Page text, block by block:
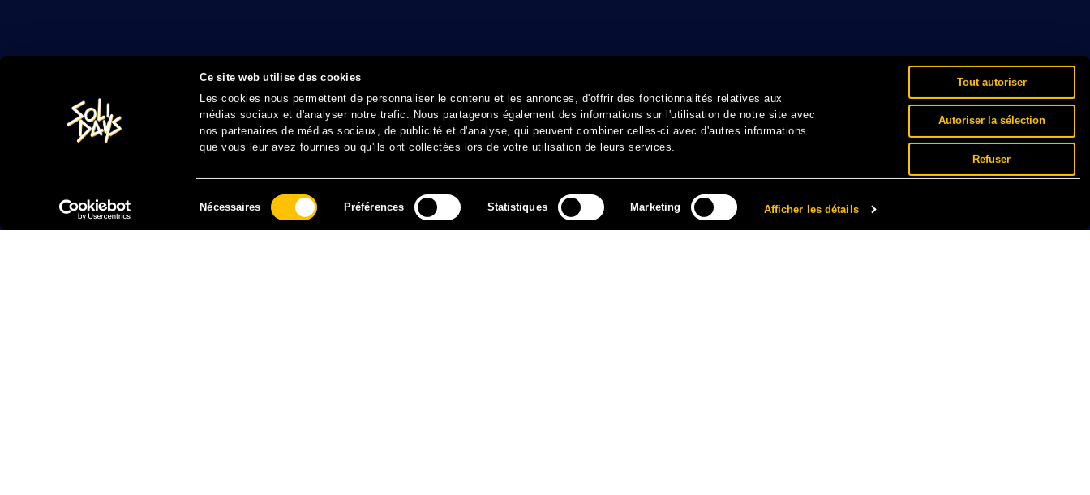
Ce site web utilise des cookies
Les cookies nous permettent de personnaliser le contenu et les annonces, d'offrir des fonctionnalités relatives aux
médias sociaux et d'analyser notre trafic. Nous partageons également des informations sur l'utilisation de notre site avec
nos partenaires de médias sociaux, de publicité et d'analyse, qui peuvent combiner celles-ci avec d'autres informations
que vous leur avez fournies ou qu'ils ont collectées lors de votre utilisation de leurs services.
Nécessaires Préférences Statistiques Marketing Afficher les détails
Tout autoriser
Autoriser la sélection
Refuser